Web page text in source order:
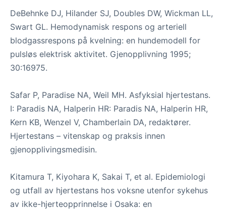
DeBehnke DJ, Hilander SJ, Doubles DW, Wickman LL,
Swart GL. Hemodynamisk respons og arteriell
blodgassrespons på kvelning: en hundemodell for
pulsløs elektrisk aktivitet. Gjenopplivning 1995;
30:16975.
Safar P, Paradise NA, Weil MH. Asfyksial hjertestans.
I: Paradis NA, Halperin HR: Paradis NA, Halperin HR,
Kern KB, Wenzel V, Chamberlain DA, redaktører.
Hjertestans – vitenskap og praksis innen
gjenopplivingsmedisin.
Kitamura T, Kiyohara K, Sakai T, et al. Epidemiologi
og utfall av hjertestans hos voksne utenfor sykehus
av ikke-hjerteopprinnelse i Osaka: en